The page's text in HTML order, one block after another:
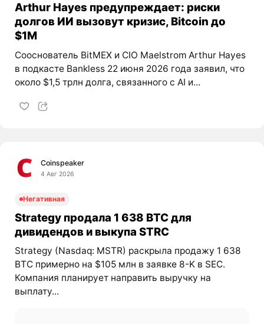
Arthur Hayes предупреждает: риски
долгов ИИ вызовут кризис, Bitcoin до
$1M
Сооснователь BitMEX и CIO Maelstrom Arthur Hayes
в подкасте Bankless 22 июня 2026 года заявил, что
около $1,5 трлн долга, связанного с AI и...
Coinspeaker
4 Авг 2026
Негативная
Strategy продала 1 638 BTC для
дивидендов и выкупа STRC
Strategy (Nasdaq: MSTR) раскрыла продажу 1 638
BTC примерно на $105 млн в заявке 8-K в SEC.
Компания планирует направить выручку на
выплату...